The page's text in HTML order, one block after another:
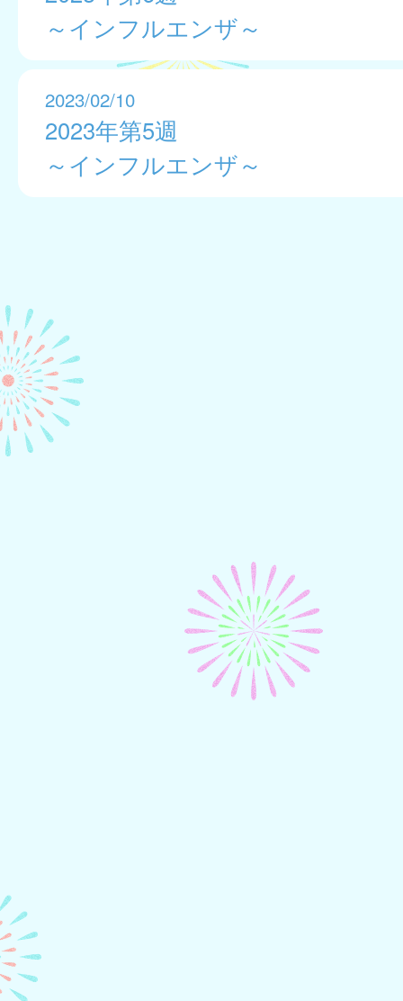
～インフルエンザ～
2023/02/10
2023年第5週
～インフルエンザ～